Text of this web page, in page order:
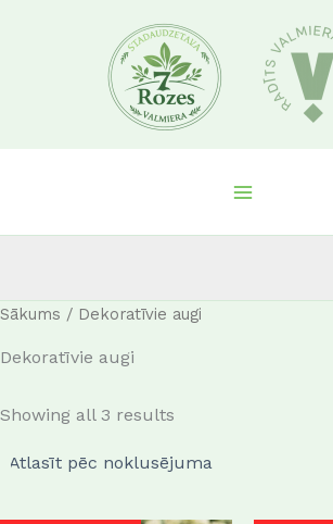
Sākums / Dekoratīvie augi
Dekoratīvie augi
Showing all 3 results